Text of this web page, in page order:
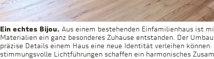
Ein echtes Bijou. Aus einem bestehenden Einfamilienhaus ist
Materialien ein ganz besonderes Zuhause entstanden. Der
präzise Details einem Haus eine neue Identität verleihen
stimmungsvolle Lichtführungen schaffen ein harmonisches